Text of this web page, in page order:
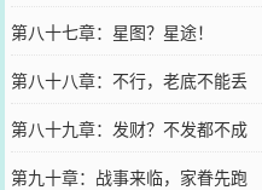
第八十七章：星图？星途！
第八十八章：不行，老底不能丢
第八十九章：发财？不发都不成
第九十章：战事来临，家眷先跑